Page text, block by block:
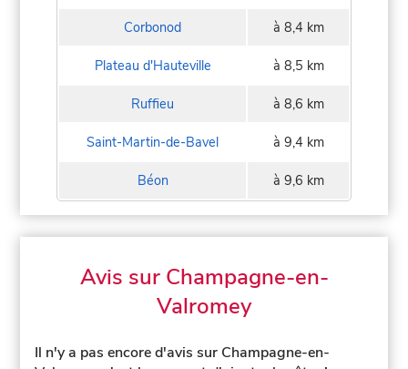
Corbonod à 8,4 km
Plateau d'Hauteville à 8,5 km
Ruffieu à 8,6 km
Saint-Martin-de-Bavel à 9,4 km
Béon à 9,6 km
Avis sur Champagne-en-
Valromey
Il n'y a pas encore d'avis sur Champagne-en-